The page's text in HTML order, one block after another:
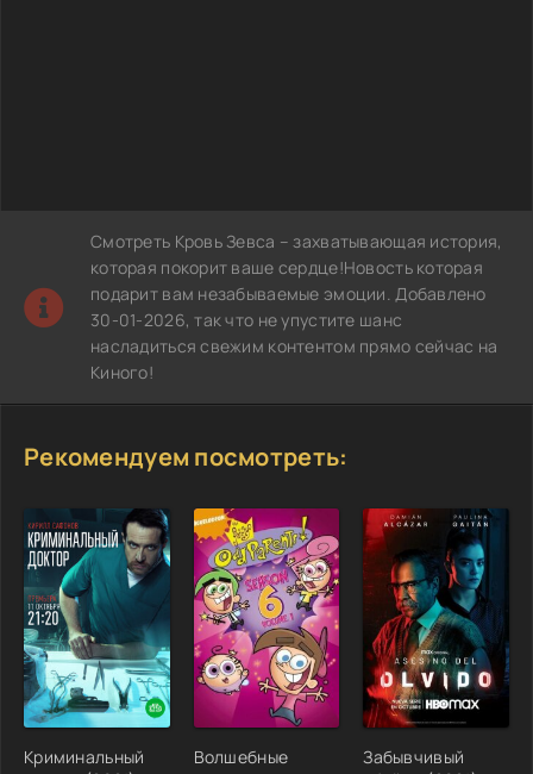
Смотреть Кровь Зевса – захватывающая история,
которая покорит ваше сердце!Новость которая
подарит вам незабываемые эмоции. Добавлено
30-01-2026, так что не упустите шанс
насладиться свежим контентом прямо сейчас на
Киного!
Рекомендуем посмотреть:
Криминальный
Волшебные
Забывчивый